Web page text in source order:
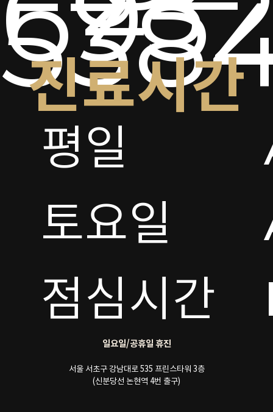
진료시간
평일
토요일
점심시간
일요일/공휴일 휴진
서울 서초구 강남대로 535 프린스타워 3층
(신분당선 논현역 4번 출구)